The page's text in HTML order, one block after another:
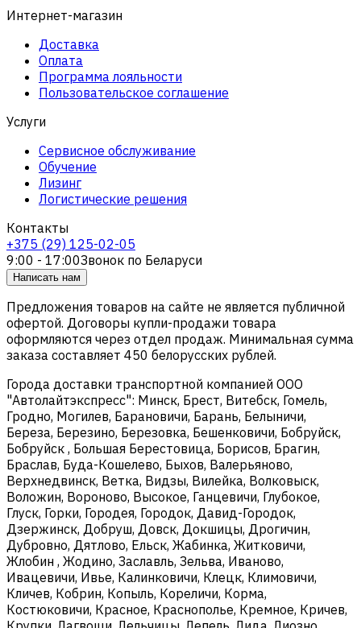
Интернет-магазин
Доставка
Оплата
Программа лояльности
Пользовательское соглашение
Услуги
Сервисное обслуживание
Обучение
Лизинг
Логистические решения
Контакты
+375 (29) 125-02-05
9:00 - 17:00Звонок по Беларуси
Написать нам
Предложения товаров на сайте не является публичной
офертой. Договоры купли-продажи товара
оформляются через отдел продаж. Минимальная сумма
заказа составляет 450 белорусских рублей.
Города доставки транспортной компанией ООО
"Автолайтэкспресс": Минск, Брест, Витебск, Гомель,
Гродно, Могилев, Барановичи, Барань, Белыничи,
Береза, Березино, Березовка, Бешенковичи, Бобруйск,
Бобруйск , Большая Берестовица, Борисов, Брагин,
Браслав, Буда-Кошелево, Быхов, Валерьяново,
Верхнедвинск, Ветка, Видзы, Вилейка, Волковыск,
Воложин, Вороново, Высокое, Ганцевичи, Глубокое,
Глуск, Горки, Городея, Городок, Давид-Городок,
Дзержинск, Добруш, Довск, Докшицы, Дрогичин,
Дубровно, Дятлово, Ельск, Жабинка, Житковичи,
Жлобин , Жодино, Заславль, Зельва, Иваново,
Ивацевичи, Ивье, Калинковичи, Клецк, Климовичи,
Кличев, Кобрин, Копыль, Кореличи, Корма,
Костюковичи, Красное, Краснополье, Кремное, Кричев,